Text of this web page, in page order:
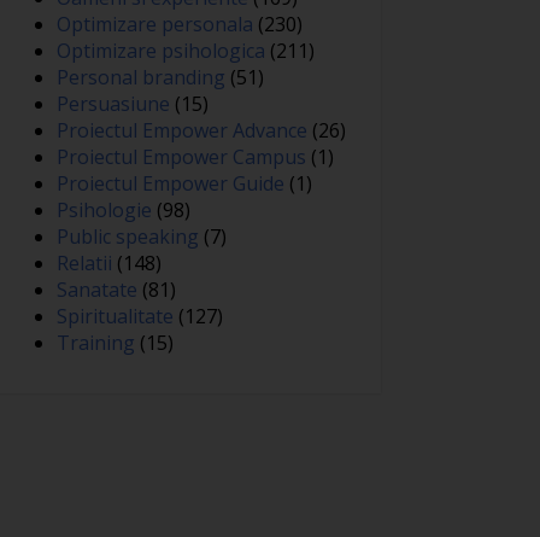
Optimizare personala (230)
Optimizare psihologica (211)
Personal branding (51)
Persuasiune (15)
Proiectul Empower Advance (26)
Proiectul Empower Campus (1)
Proiectul Empower Guide (1)
Psihologie (98)
Public speaking (7)
Relatii (148)
Sanatate (81)
Spiritualitate (127)
Training (15)